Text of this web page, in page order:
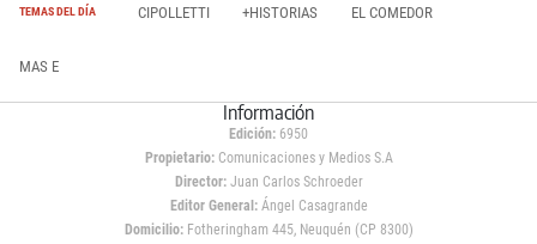
TEMAS DEL DÍA CIPOLLETTI +HISTORIAS EL COMEDOR
MAS E
Información
Edición: 6950
Propietario:Comunicaciones y Medios S.A
Director: Juan Carlos Schroeder
Editor General:Ángel Casagrande
Domicilio:Fotheringham 445, Neuquén (CP 8300)